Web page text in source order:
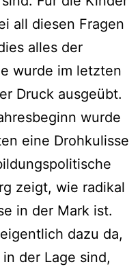
all diesen Fragen
alles der
wurde im letzten
Druck ausgeübt.
wurde
eine Drohkulisse
zeigt, wie radikal
in der Mark ist.
dazu da,
der Lage sind,